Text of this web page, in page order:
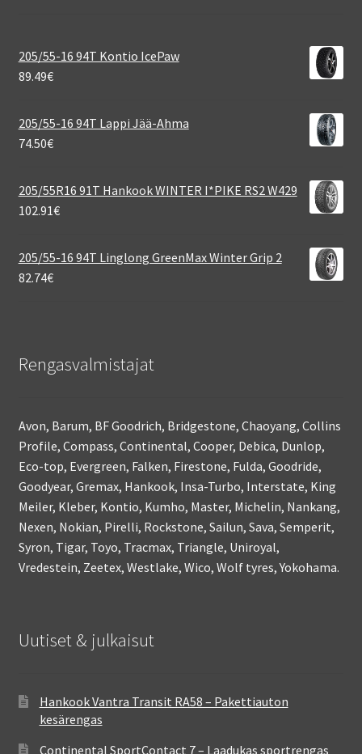
205/55-16 94T Kontio IcePaw
89.49€
205/55-16 94T Lappi Jää-Ahma
74.50€
205/55R16 91T Hankook WINTER I*PIKE RS2 W429
102.91€
205/55-16 94T Linglong GreenMax Winter Grip 2
82.74€
Rengasvalmistajat
Avon, Barum, BF Goodrich, Bridgestone, Chaoyang, Collins
Profile, Compass, Continental, Cooper, Debica, Dunlop,
Eco-top, Evergreen, Falken, Firestone, Fulda, Goodride,
Goodyear, Gremax, Hankook, Insa-Turbo, Interstate, King
Meiler, Kleber, Kontio, Kumho, Master, Michelin, Nankang,
Nexen, Nokian, Pirelli, Rockstone, Sailun, Sava, Semperit,
Syron, Tigar, Toyo, Tracmax, Triangle, Uniroyal,
Vredestein, Zeetex, Westlake, Wico, Wolf tyres, Yokohama.
Uutiset & julkaisut
Hankook Vantra Transit RA58 – Pakettiauton
kesärengas
Continental SportContact 7 – Laadukas sportrengas